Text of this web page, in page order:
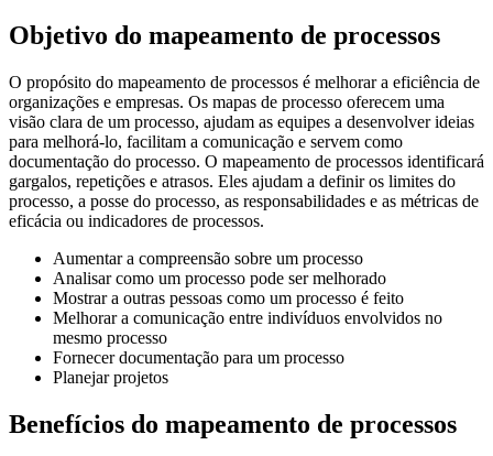
Objetivo do mapeamento de processos
O propósito do mapeamento de processos é melhorar a eficiência de
organizações e empresas. Os mapas de processo oferecem uma
visão clara de um processo, ajudam as equipes a desenvolver ideias
para melhorá-lo, facilitam a comunicação e servem como
documentação do processo. O mapeamento de processos identificará
gargalos, repetições e atrasos. Eles ajudam a definir os limites do
processo, a posse do processo, as responsabilidades e as métricas de
eficácia ou indicadores de processos.
Aumentar a compreensão sobre um processo
Analisar como um processo pode ser melhorado
Mostrar a outras pessoas como um processo é feito
Melhorar a comunicação entre indivíduos envolvidos no
mesmo processo
Fornecer documentação para um processo
Planejar projetos
Benefícios do mapeamento de processos